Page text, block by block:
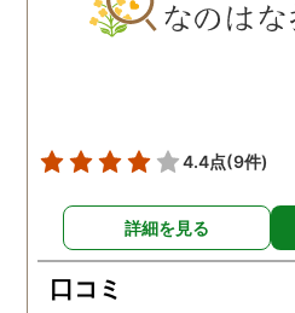
れて、実際に不貞の現場も
数回おさえることができと
らしいです。 また、さまざ
り、私の精神的なフォロー
だけでなく、その後の弁護
士の紹介やアドバイスもし
ていただき、これから夫と
4.4点(9件)
詳細を見る
口コミ